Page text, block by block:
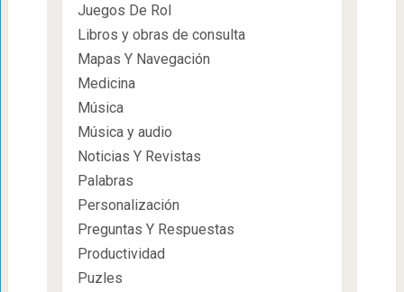
Juegos De Rol
Libros y obras de consulta
Mapas Y Navegación
Medicina
Música
Música y audio
Noticias Y Revistas
Palabras
Personalización
Preguntas Y Respuestas
Productividad
Puzles